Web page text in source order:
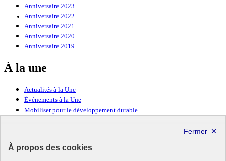
À propos des cookies
Anniversaire 2023
Anniversaire 2022
Anniversaire 2021
Anniversaire 2020
Anniversaire 2019
À la une
Actualités à la Une
Événements à la Une
Mobiliser pour le développement durable
Ressources